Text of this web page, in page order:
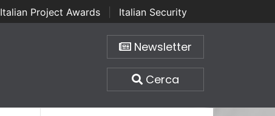
Italian Project Awards
Italian Security
Newsletter
Cerca